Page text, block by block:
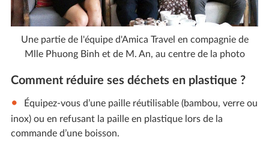
Une partie de l'équipe d'Amica Travel en compagnie de
Mlle Phuong Binh et de M. An, au centre de la photo
Comment réduire ses déchets en plastique ?
Équipez-vous d’une paille réutilisable (bambou, verre ou
inox) ou en refusant la paille en plastique lors de la
commande d’une boisson.